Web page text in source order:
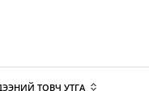
ТОВЧ УТГА